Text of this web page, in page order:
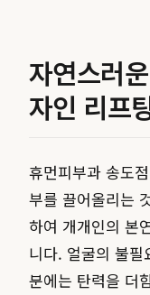
자연스러
자인 리프
휴먼피부과 송도
부를 끌어올리는
하여 개개인의 본
니다. 얼굴의 불
분에는 탄력을 더